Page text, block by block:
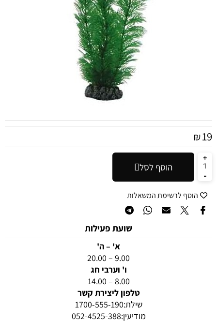
₪19
הוסף לסל
הוסף לרשימת המשאלות
שועת פעילות
א' – ה'
9.00 – 20.00
ו' וערבי חג
8.00 – 14.00
טלפון ליצירת קשר
שילת:1700-555-190
מודיעין:052-4525-388